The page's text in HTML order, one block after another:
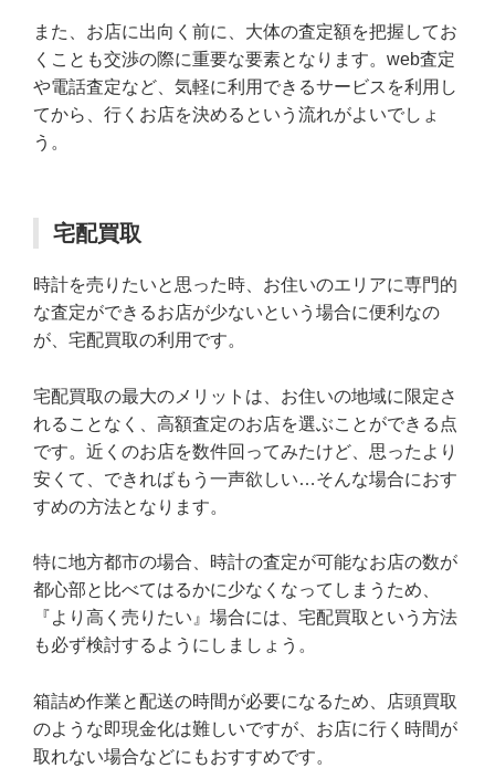
また、お店に出向く前に、大体の査定額を把握してお
くことも交渉の際に重要な要素となります。web査定
や電話査定など、気軽に利用できるサービスを利用し
てから、行くお店を決めるという流れがよいでしょ
う。
宅配買取
時計を売りたいと思った時、お住いのエリアに専門的
な査定ができるお店が少ないという場合に便利なの
が、宅配買取の利用です。
宅配買取の最大のメリットは、お住いの地域に限定さ
れることなく、高額査定のお店を選ぶことができる点
です。近くのお店を数件回ってみたけど、思ったより
安くて、できればもう一声欲しい…そんな場合におす
すめの方法となります。
特に地方都市の場合、時計の査定が可能なお店の数が
都心部と比べてはるかに少なくなってしまうため、
『より高く売りたい』場合には、宅配買取という方法
も必ず検討するようにしましょう。
箱詰め作業と配送の時間が必要になるため、店頭買取
のような即現金化は難しいですが、お店に行く時間が
取れない場合などにもおすすめです。